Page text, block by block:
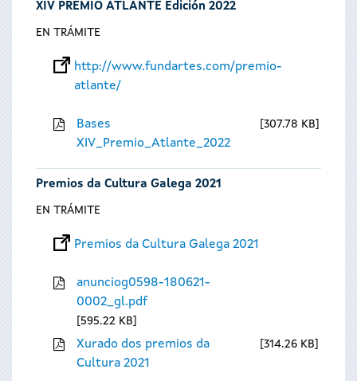
XIV PREMIO ATLANTE Edición 2022
EN TRÁMITE
http://www.fundartes.com/premio-
atlante/
Bases
XIV_Premio_Atlante_2022
307.78 KB
Premios da Cultura Galega 2021
EN TRÁMITE
Premios da Cultura Galega 2021
anunciog0598-180621-
0002_gl.pdf
595.22 KB
Xurado dos premios da
Cultura 2021
314.26 KB